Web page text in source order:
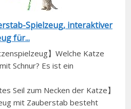
Spielzeug, interaktiver
für...
】Welche Katze
Schnur? Es ist ein
Seil zum Necken der Katze】
mit Zauberstab besteht